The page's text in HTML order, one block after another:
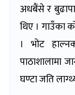
अधबैंसे र
थिए । गाउँका
। भोट
पाठाशालामा
घण्टा जति